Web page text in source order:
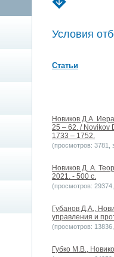
Условия
Статьи
Новиков Д.А.
25 – 62. / Novikov
1733 – 1752.
(просмотров: 3781,
Новиков Д. А.
2021. - 500 с.
(просмотров:
Губанов Д.А.,
управления и
(просмотров:
Губко М.В.,